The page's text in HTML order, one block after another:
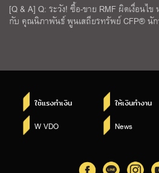
[Q & A] Q: ระวัง! ซื้อ-ขาย RMF ผิดเงื่อนไข
กับ คุณนิภาพันธ์ พูนเสถียรทรัพย์ CFP® นัก
ใช้แรงทำเงิน ให้เงินทำงาน
W VDO News